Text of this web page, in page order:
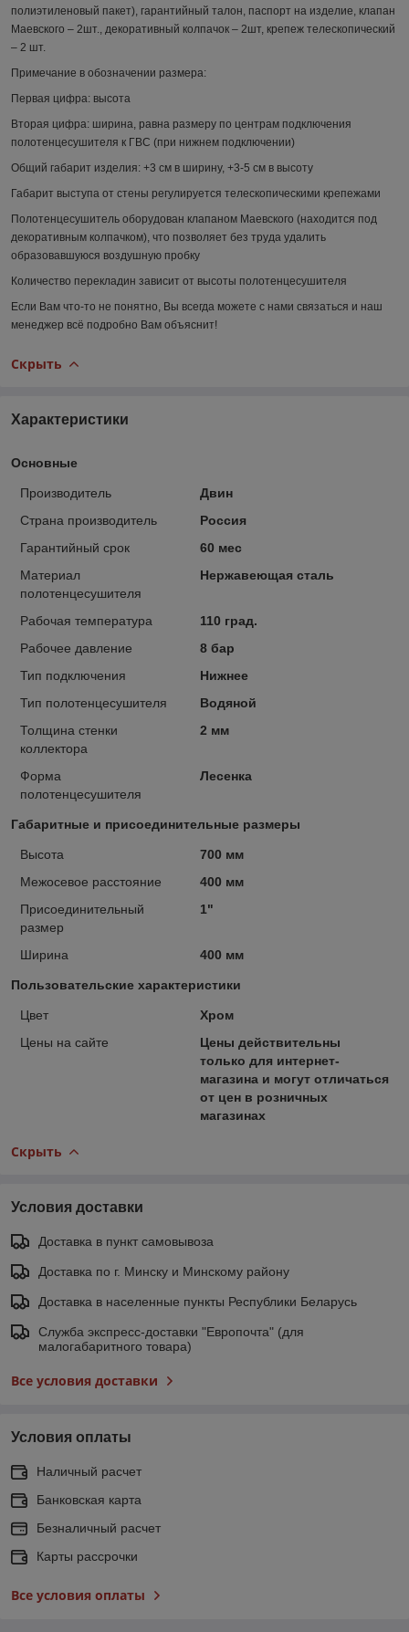
полиэтиленовый пакет), гарантийный талон, паспорт на изделие, клапан
Маевского – 2шт., декоративный колпачок – 2шт, крепеж телескопический
– 2 шт.
Примечание в обозначении размера:
Первая цифра: высота
Вторая цифра: ширина, равна размеру по центрам подключения
полотенцесушителя к ГВС (при нижнем подключении)
Общий габарит изделия: +3 см в ширину, +3-5 см в высоту
Габарит выступа от стены регулируется телескопическими крепежами
Полотенцесушитель оборудован клапаном Маевского (находится под
декоративным колпачком), что позволяет без труда удалить
образовавшуюся воздушную пробку
Количество перекладин зависит от высоты полотенцесушителя
Если Вам что-то не понятно, Вы всегда можете с нами связаться и наш
менеджер всё подробно Вам объяснит!
Скрыть
Характеристики
Основные
Производитель
Двин
Страна производитель
Россия
Гарантийный срок
60 мес
Материал
полотенцесушителя
Нержавеющая сталь
Рабочая температура
110 град.
Рабочее давление
8 бар
Тип подключения
Нижнее
Тип полотенцесушителя
Водяной
Толщина стенки
коллектора
2 мм
Форма
полотенцесушителя
Лесенка
Габаритные и присоединительные размеры
Высота
700 мм
Межосевое расстояние
400 мм
Присоединительный
размер
1"
Ширина 400 мм
Пользовательские характеристики
Цвет
Хром
Цены на сайте
Цены действительны
только для интернет-
магазина и могут отличаться
от цен в розничных
магазинах
Скрыть
Условия доставки
Доставка в пункт самовывоза
Доставка по г. Минску и Минскому району
Доставка в населенные пункты Республики Беларусь
Служба экспресс-доставки "Европочта" (для
малогабаритного товара)
Все условия доставки
Условия оплаты
Наличный расчет
Банковская карта
Безналичный расчет
Карты рассрочки
Все условия оплаты